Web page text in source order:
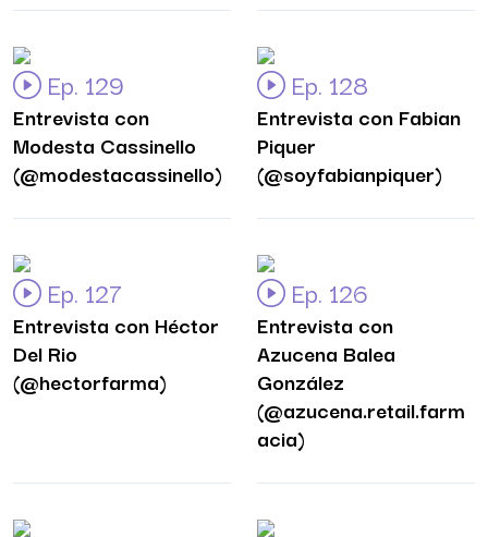
Ep. 129
Entrevista con
Modesta Cassinello
(@modestacassinello)
Ep. 128
Entrevista con Fabian
Piquer
(@soyfabianpiquer)
Ep. 127
Entrevista con Héctor
Del Rio
(@hectorfarma)
Ep. 126
Entrevista con
Azucena Balea
González
(@azucena.retail.farm
acia)